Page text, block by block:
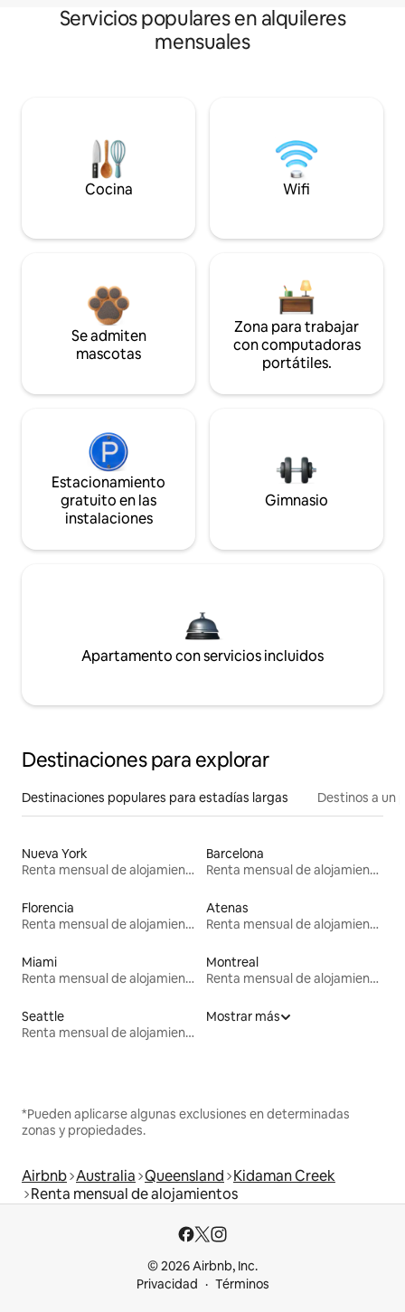
Servicios populares en alquileres
mensuales
Cocina Wifi
Se admiten
mascotas
Zona para trabajar
con computadoras
portátiles.
Estacionamiento
gratuito en las
instalaciones
Gimnasio
Apartamento con servicios incluidos
Destinaciones para explorar
Destinaciones populares para estadías largas Destinos a un
Nueva York
Renta mensual de alojamientos
Barcelona
Renta mensual de alojamientos
Florencia
Renta mensual de alojamientos
Atenas
Renta mensual de alojamientos
Miami
Renta mensual de alojamientos
Montreal
Renta mensual de alojamientos
Seattle
Renta mensual de alojamientos
Mostrar más
*Pueden aplicarse algunas exclusiones en determinadas
zonas y propiedades.
Airbnb Australia Queensland Kidaman Creek
Renta mensual de alojamientos
© 2026 Airbnb, Inc.
Privacidad
Términos